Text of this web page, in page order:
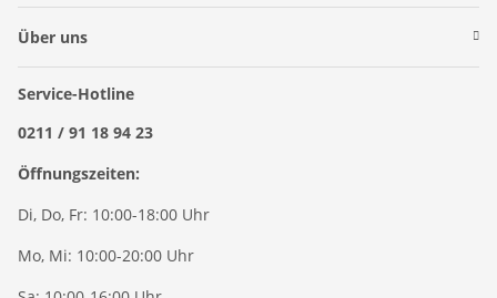
Über uns
Service-Hotline
0211 / 91 18 94 23
Öffnungszeiten:
Di, Do, Fr: 10:00-18:00 Uhr
Mo, Mi: 10:00-20:00 Uhr